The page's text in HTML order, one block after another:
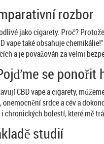
rozbor
jako cigarety. Proč?
vape také obsahuje
a je považován za velmi
se ponořit
CBD vape a cigarety,
srdce a cév a
chronických bolestí, které mě
studií